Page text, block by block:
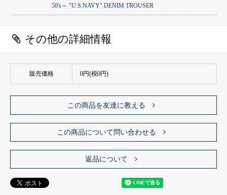
50's～ "U.S.NAVY" DENIM TROUSER
その他の詳細情報
販売価格 0円(税0円)
この商品を友達に教える
この商品について問い合わせる
返品について